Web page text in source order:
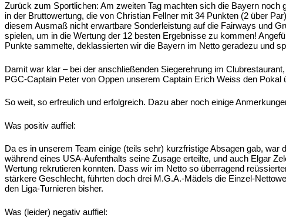
Zurück zum Sportlichen: Am zweiten Tag machten sich die Bayern
in der Bruttowertung, die von Christian Fellner mit 34 Punkten (2 über
diesem Ausmaß nicht erwartbare Sonderleistung auf die Fairways und
spielen, um in die Wertung der 12 besten Ergebnisse zu kommen!
Punkte sammelte, deklassierten wir die Bayern im Netto geradezu und
Damit war klar – bei der anschließenden Siegerehrung im
PGC-Captain Peter von Oppen unserem Captain Erich Weiss den Pokal
So weit, so erfreulich und erfolgreich. Dazu aber noch einige
Was positiv auffiel:
Da es in unserem Team einige (teils sehr) kurzfristige Absagen gab,
während eines USA-Aufenthalts seine Zusage erteilte, und auch Elgar
Wertung rekrutieren konnten. Dass wir im Netto so überragend
stärkere Geschlecht, führten doch drei M.G.A.-Mädels die Einzel-
den Liga-Turnieren bisher.
Was (leider) negativ auffiel: